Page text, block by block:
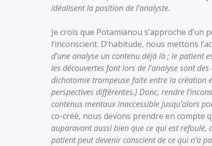
idéalisent la position de l’analyste.
Je crois que Potamianou s’approche
l’inconscient. D’habitude, nous mettons
d’une analyse un contenu déjà là ; le patient
les découvertes font lors de l’analyse sont
dichotomie trompeuse faite entre la création
perspectives différentes.) Donc, rendre
contenus mentaux inaccessible jusqu’alors
co-créé, nous devons prendre en compte
auparavant aussi bien que ce qui est refoulé,
patient peut devenir conscient de ce qui n’a